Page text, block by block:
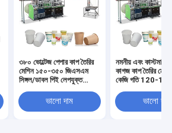
৩৮০ ভোল্টেজ পেপার কাপ তৈরির
মেশিন ১৫০-৩৫০ জিএসএম
সিঙ্গল/ডাবল পিই লেপযুক্ত
ভালো দাম
নমনীয় এবং
কাগজ কাপ তৈরির
কেজি গতি 120-150
ভালো দাম